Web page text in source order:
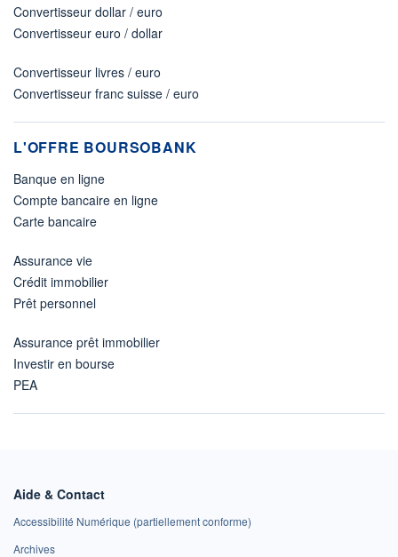
Convertisseur dollar / euro
Convertisseur euro / dollar
Convertisseur livres / euro
Convertisseur franc suisse / euro
L'OFFRE BOURSOBANK
Banque en ligne
Compte bancaire en ligne
Carte bancaire
Assurance vie
Crédit immobilier
Prêt personnel
Assurance prêt immobilier
Investir en bourse
PEA
Aide & Contact
Accessibilité Numérique (partiellement conforme)
Archives